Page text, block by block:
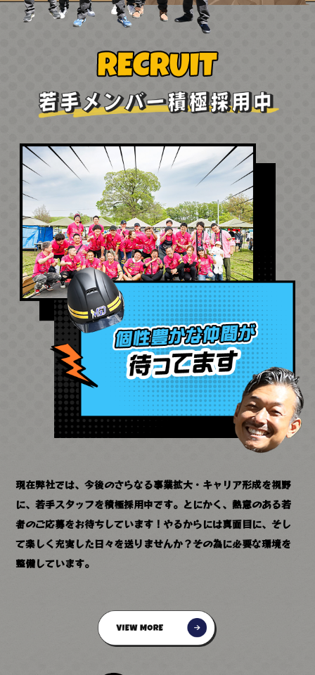
現在弊社では、今後のさらなる事業拡大・キャリア形成を視野
に、若手スタッフを積極採用中です。とにかく、熱意のある若
者のご応募をお待ちしています！ やるからには真面目に、そし
て楽しく充実した日々を送りませんか？その為に必要な環境を
整備しています。